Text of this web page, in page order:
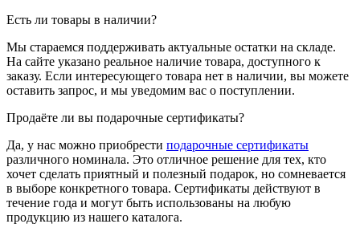
Есть ли товары в наличии?
Мы стараемся поддерживать актуальные остатки на складе.
На сайте указано реальное наличие товара, доступного к
заказу. Если интересующего товара нет в наличии, вы можете
оставить запрос, и мы уведомим вас о поступлении.
Продаёте ли вы подарочные сертификаты?
Да, у нас можно приобрести подарочные сертификаты
различного номинала. Это отличное решение для тех, кто
хочет сделать приятный и полезный подарок, но сомневается
в выборе конкретного товара. Сертификаты действуют в
течение года и могут быть использованы на любую
продукцию из нашего каталога.